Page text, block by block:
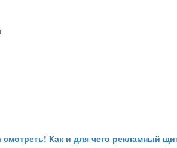
смотреть! Как и для чего рекламный